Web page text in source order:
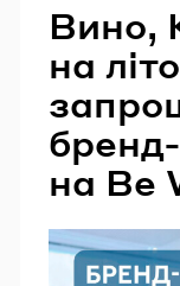
Вино,
на
на Be